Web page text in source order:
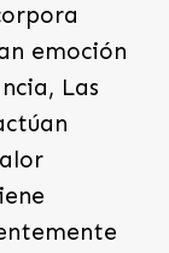
emoción
Las